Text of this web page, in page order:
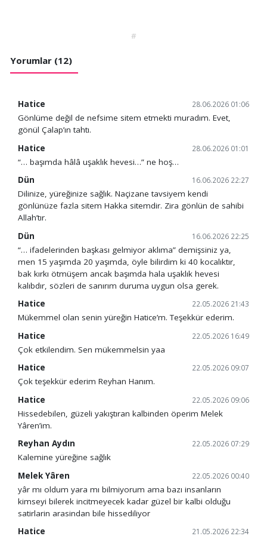
#
Yorumlar (12)
Hatice 28.06.2026 01:06
Gönlüme değil de nefsime sitem etmekti muradım. Evet,
gönül Çalap’ın tahtı.
Hatice
28.06.2026 01:01
“… başımda hâlâ uşaklık hevesi…” ne hoş…
Dün
16.06.2026 22:27
Dilinize, yüreğinize sağlık. Naçizane tavsiyem kendi
gönlünüze fazla sitem Hakka sitemdir. Zira gönlün de sahibi
Allah’tır.
Dün
16.06.2026 22:25
“… ifadelerinden başkası gelmiyor aklıma” demişsiniz ya,
men 15 yaşımda 20 yaşımda, öyle bilirdim ki 40 kocalıktır,
bak kırkı ötmüşem ancak başımda hala uşaklık hevesi
kalıbdır, sözleri de sanırım duruma uygun olsa gerek.
Hatice
22.05.2026 21:43
Mükemmel olan senin yüreğin Hatice’m. Teşekkür ederim.
Hatice
22.05.2026 16:49
Çok etkilendim. Sen mükemmelsin yaa
Hatice
22.05.2026 09:07
Çok teşekkür ederim Reyhan Hanım.
Hatice
22.05.2026 09:06
Hissedebilen, güzeli yakıştıran kalbinden öperim Melek
Yâren’im.
Reyhan Aydın
22.05.2026 07:29
Kalemine yüreğine sağlık
Melek Yâren
22.05.2026 00:40
yâr mı oldum yara mı bilmiyorum ama bazı insanların
kimseyi bilerek incitmeyecek kadar güzel bir kalbi olduğu
satirlarin arasindan bile hissediliyor
Hatice
21.05.2026 22:34